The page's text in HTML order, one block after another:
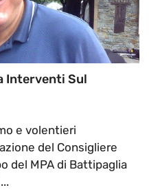
Interventi Sul
e volentieri
del Consigliere
del MPA di Battipaglia